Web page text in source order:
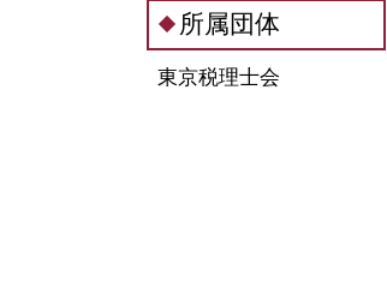
会社設立 中央区 税理
融資 東京都 相談
所属団体
東京税理士会